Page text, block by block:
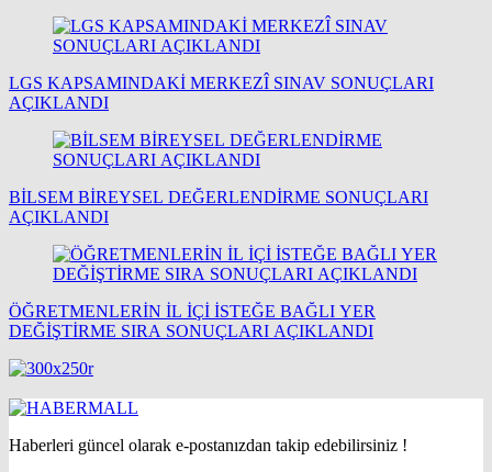
LGS KAPSAMINDAKİ MERKEZÎ SINAV SONUÇLARI
AÇIKLANDI
BİLSEM BİREYSEL DEĞERLENDİRME SONUÇLARI
AÇIKLANDI
ÖĞRETMENLERİN İL İÇİ İSTEĞE BAĞLI YER
DEĞİŞTİRME SIRA SONUÇLARI AÇIKLANDI
Haberleri güncel olarak e-postanızdan takip edebilirsiniz !